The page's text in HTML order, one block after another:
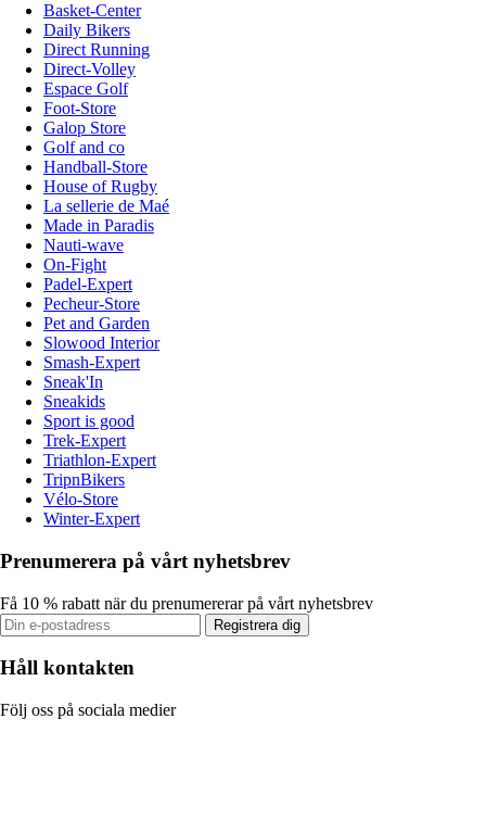
Basket-Center
Daily Bikers
Direct Running
Direct-Volley
Espace Golf
Foot-Store
Galop Store
Golf and co
Handball-Store
House of Rugby
La sellerie de Maé
Made in Paradis
Nauti-wave
On-Fight
Padel-Expert
Pecheur-Store
Pet and Garden
Slowood Interior
Smash-Expert
Sneak'In
Sneakids
Sport is good
Trek-Expert
Triathlon-Expert
TripnBikers
Vélo-Store
Winter-Expert
Prenumerera på vårt nyhetsbrev
Få 10 % rabatt när du prenumererar på vårt nyhetsbrev
Registrera dig
Håll kontakten
Följ oss på sociala medier